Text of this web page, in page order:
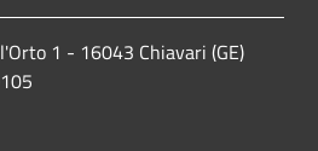
1 - 16043 Chiavari (GE)